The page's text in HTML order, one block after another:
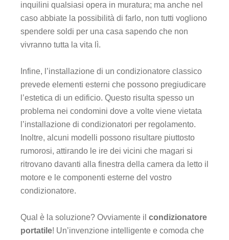
inquilini qualsiasi opera in muratura; ma anche nel
caso abbiate la possibilità di farlo, non tutti vogliono
spendere soldi per una casa sapendo che non
vivranno tutta la vita lì.
Infine, l’installazione di un condizionatore classico
prevede elementi esterni che possono pregiudicare
l’estetica di un edificio. Questo risulta spesso un
problema nei condomini dove a volte viene vietata
l’installazione di condizionatori per regolamento.
Inoltre, alcuni modelli possono risultare piuttosto
rumorosi, attirando le ire dei vicini che magari si
ritrovano davanti alla finestra della camera da letto il
motore e le componenti esterne del vostro
condizionatore.
Qual è la soluzione? Ovviamente il condizionatore
portatile! Un’invenzione intelligente e comoda che